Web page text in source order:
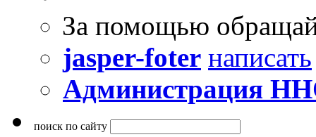
За помощью
jasper-foter написать
Администрация
поиск по сайту